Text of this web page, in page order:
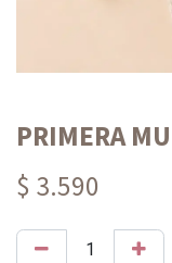
PRIMERA
$ 3.590